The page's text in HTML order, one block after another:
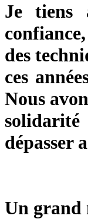
Je tiens
des
ces
Nous
solidarité
dépasser
Un grand